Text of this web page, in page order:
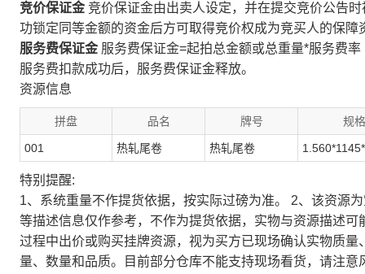
竞价保证金 竞价保证金由出卖人设定，并在提交竞价公告
功锁定同等金额的资金后方可取得竞价权成为竞买人的保障
服务费保证金 服务费保证金=起拍总金额或总重量*服务费率
服务费扣款成功后，服务费保证金释放。
资源信息
拼盘 品名 牌号 规格
001 热轧尾卷 热轧尾卷
特别提醒:
1、系统重量不作提货依据，按实际过磅为准。 2、该资源
等描述信息仅作参考，不作为提货依据，实物与资源描述
过程中出价或购买挂牌资源，视为买方已现场确认实物质
量、数量和品质。目前部分仓库不能支持现场看货，请注